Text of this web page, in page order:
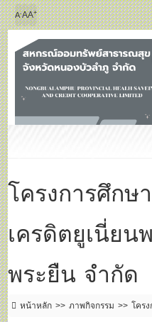
A-AA+
โครงการศึก
เครดิตยูเนี่ยน
พระยืน จำกัด
หน้าหลัก ภาพกิจกรรม
โคร